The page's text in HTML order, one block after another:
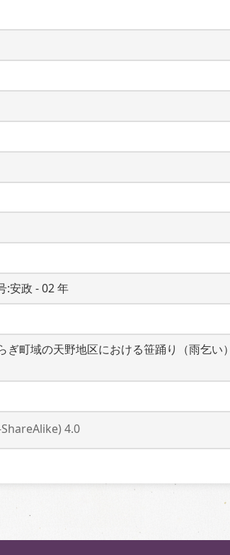
:安政 - 02 年
ぎ町域の天野地区における笹踊り（雨乞い
4.0